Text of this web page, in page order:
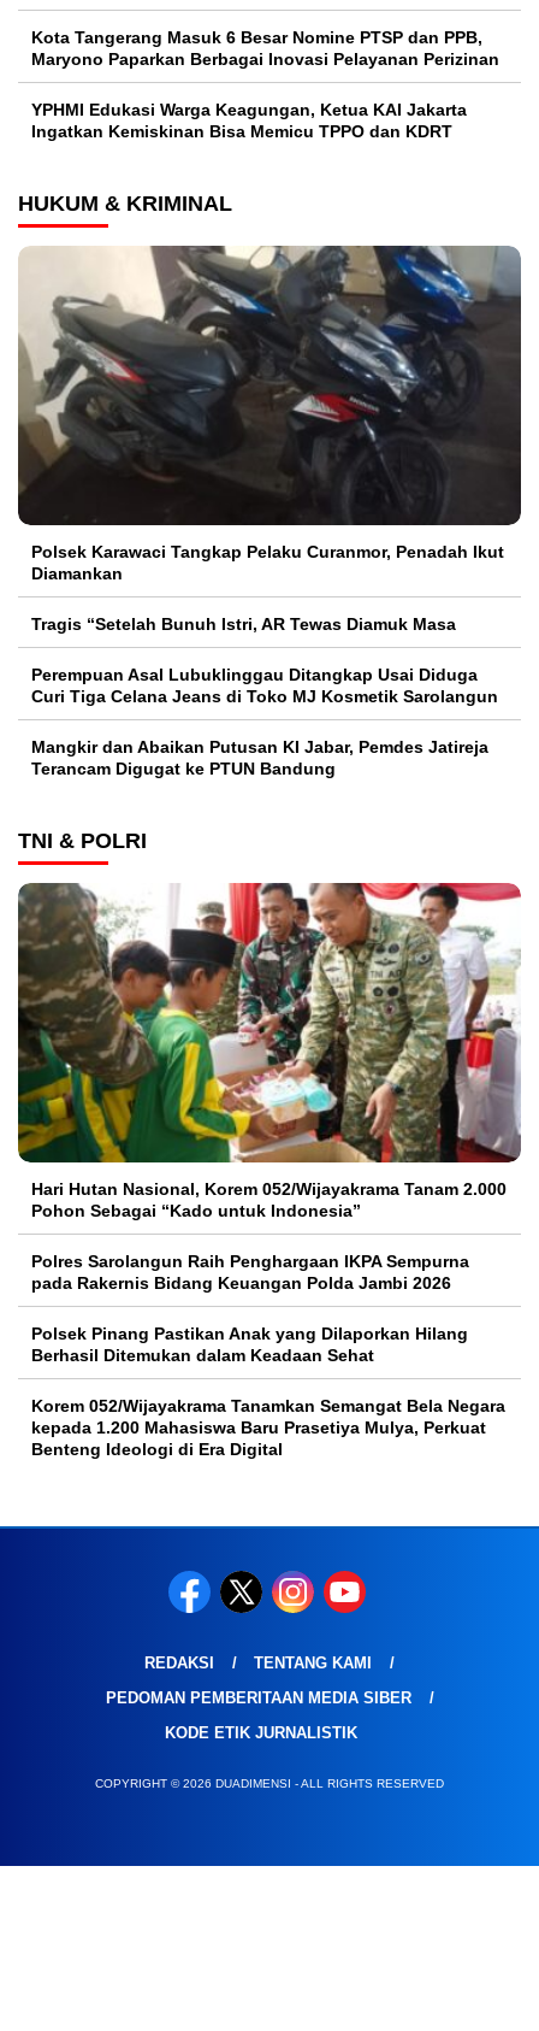
Kota Tangerang Masuk 6 Besar Nomine PTSP dan PPB,
Maryono Paparkan Berbagai Inovasi Pelayanan Perizinan
YPHMI Edukasi Warga Keagungan, Ketua KAI Jakarta
Ingatkan Kemiskinan Bisa Memicu TPPO dan KDRT
HUKUM & KRIMINAL
Polsek Karawaci Tangkap Pelaku Curanmor, Penadah Ikut
Diamankan
Tragis “Setelah Bunuh Istri, AR Tewas Diamuk Masa
Perempuan Asal Lubuklinggau Ditangkap Usai Diduga
Curi Tiga Celana Jeans di Toko MJ Kosmetik Sarolangun
Mangkir dan Abaikan Putusan KI Jabar, Pemdes Jatireja
Terancam Digugat ke PTUN Bandung
TNI & POLRI
Hari Hutan Nasional, Korem 052/Wijayakrama Tanam 2.000
Pohon Sebagai “Kado untuk Indonesia”
Polres Sarolangun Raih Penghargaan IKPA Sempurna
pada Rakernis Bidang Keuangan Polda Jambi 2026
Polsek Pinang Pastikan Anak yang Dilaporkan Hilang
Berhasil Ditemukan dalam Keadaan Sehat
Korem 052/Wijayakrama Tanamkan Semangat Bela Negara
kepada 1.200 Mahasiswa Baru Prasetiya Mulya, Perkuat
Benteng Ideologi di Era Digital
REDAKSI
TENTANG KAMI
PEDOMAN PEMBERITAAN MEDIA SIBER
KODE ETIK JURNALISTIK
COPYRIGHT © 2026 DUADIMENSI - ALL RIGHTS RESERVED